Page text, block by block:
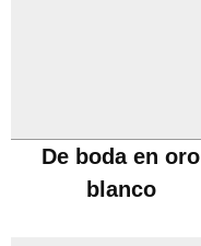
De boda en oro
blanco